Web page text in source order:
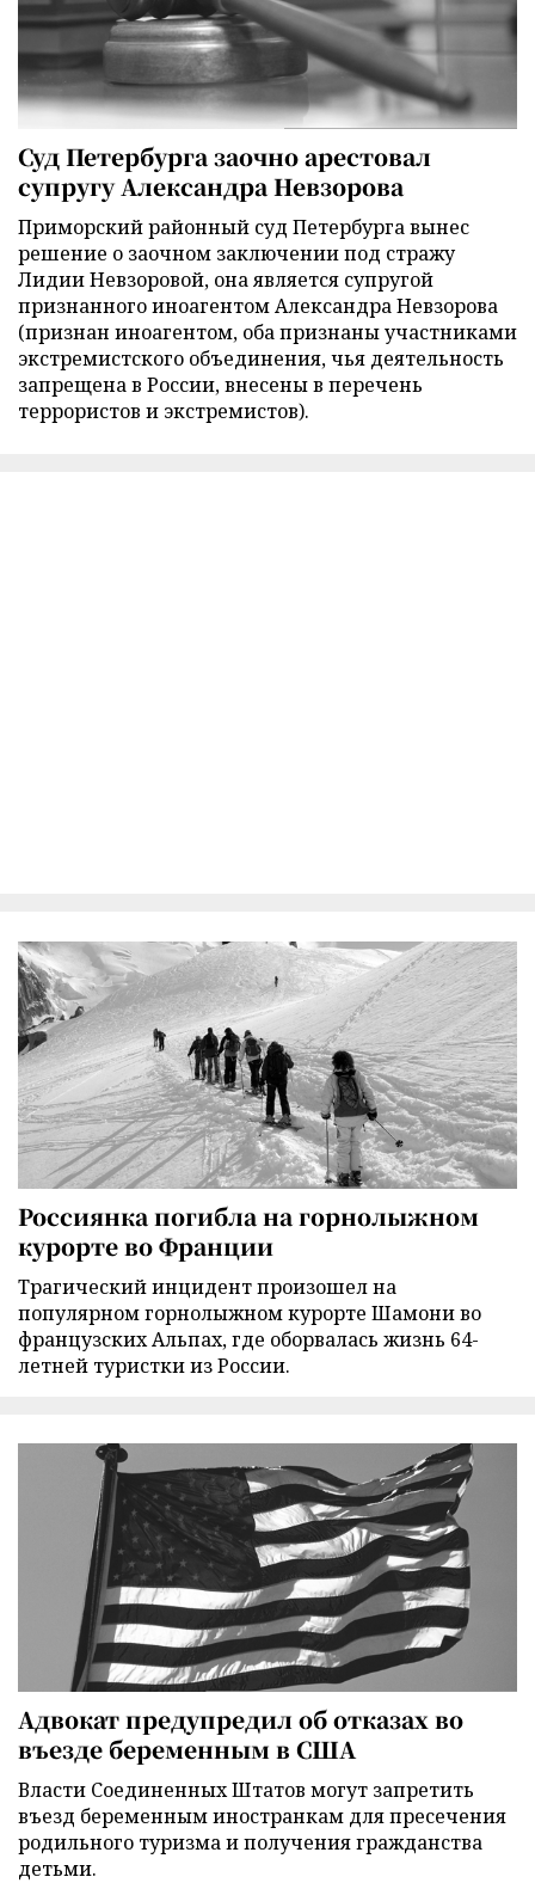
Суд Петербурга заочно арестовал
супругу Александра Невзорова
Приморский районный суд Петербурга вынес
решение о заочном заключении под стражу
Лидии Невзоровой, она является супругой
признанного иноагентом Александра Невзорова
(признан иноагентом, оба признаны участниками
экстремистского объединения, чья деятельность
запрещена в России, внесены в перечень
террористов и экстремистов).
Россиянка погибла на горнолыжном
курорте во Франции
Трагический инцидент произошел на
популярном горнолыжном курорте Шамони во
французских Альпах, где оборвалась жизнь 64-
летней туристки из России.
Адвокат предупредил об отказах во
въезде беременным в США
Власти Соединенных Штатов могут запретить
въезд беременным иностранкам для пресечения
родильного туризма и получения гражданства
детьми.